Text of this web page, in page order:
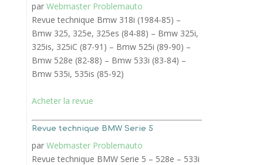
par Webmaster Problemauto
Revue technique Bmw 318i (1984-85) –
Bmw 325, 325e, 325es (84-88) – Bmw 325i,
325is, 325iC (87-91) – Bmw 525i (89-90) –
Bmw 528e (82-88) – Bmw 533i (83-84) –
Bmw 535i, 535is (85-92)
Acheter la revue
Revue technique BMW Serie 5
par Webmaster Problemauto
Revue technique BMW Serie 5 – 528e – 533i